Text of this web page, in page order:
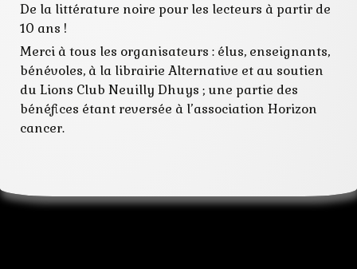
De la littérature noire pour les lecteurs à partir de
10 ans !
Merci à tous les organisateurs : élus, enseignants,
bénévoles, à la librairie Alternative et au soutien
du Lions Club Neuilly Dhuys ; une partie des
bénéfices étant reversée à l’association Horizon
cancer.